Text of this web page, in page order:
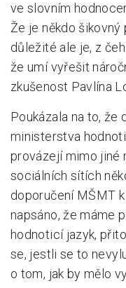
ve slovním
Že je někdo
důležité ale je, z
že umí vyřešit
zkušenost Pavlína
Poukázala na to, že
ministerstva
provázejí mimo jiné
sociálních sítích
doporučení MŠMT
napsáno, že máme
hodnoticí jazyk,
se, jestli se to
o tom, jak by mělo